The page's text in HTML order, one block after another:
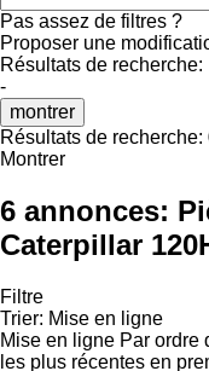
Pas assez de filtres ?
Proposer une
Résultats de recherche:
-
montrer
Résultats de recherche:
Montrer
6 annonces:
Caterpillar
Filtre
Trier: Mise en ligne
Mise en ligne Par ordre
les plus récentes en